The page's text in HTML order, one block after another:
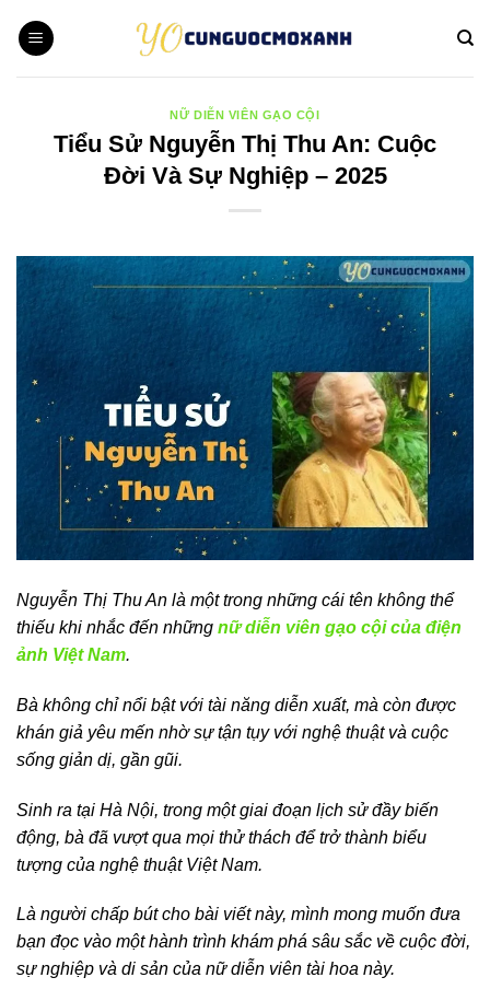
qua
NỮ DIỄN VIÊN GẠO CỘI
Tiểu Sử Nguyễn Thị Thu An: Cuộc
Đời Và Sự Nghiệp – 2025
Nguyễn Thị Thu An là một trong những cái tên không thể
thiếu khi nhắc đến những nữ diễn viên gạo cội của điện
ảnh Việt Nam.
Bà không chỉ nổi bật với tài năng diễn xuất, mà còn được
khán giả yêu mến nhờ sự tận tụy với nghệ thuật và cuộc
sống giản dị, gần gũi.
Sinh ra tại Hà Nội, trong một giai đoạn lịch sử đầy biến
động, bà đã vượt qua mọi thử thách để trở thành biểu
tượng của nghệ thuật Việt Nam.
Là người chấp bút cho bài viết này, mình mong muốn đưa
bạn đọc vào một hành trình khám phá sâu sắc về cuộc đời,
sự nghiệp và di sản của nữ diễn viên tài hoa này.